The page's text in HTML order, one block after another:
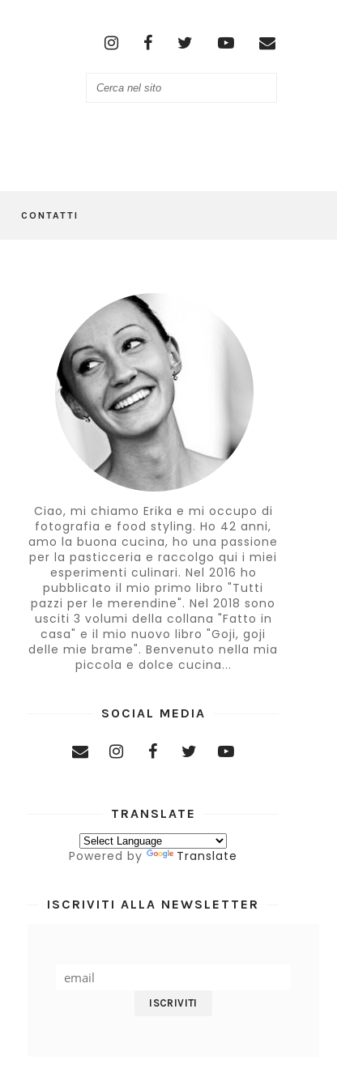
CONTATTI
Ciao, mi chiamo Erika e mi occupo di
fotografia e food styling. Ho 42 anni,
amo la buona cucina, ho una passione
per la pasticceria e raccolgo qui i miei
esperimenti culinari. Nel 2016 ho
pubblicato il mio primo libro "Tutti
pazzi per le merendine". Nel 2018 sono
usciti 3 volumi della collana "Fatto in
casa" e il mio nuovo libro "Goji, goji
delle mie brame". Benvenuto nella mia
piccola e dolce cucina...
SOCIAL MEDIA
TRANSLATE
Powered by Translate
ISCRIVITI ALLA NEWSLETTER